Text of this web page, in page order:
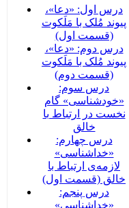
درس اول: «دعا»،
پیوند مُلک با مَلَکوت
(قسمت اول)
درس دوم: «دعا»،
پیوند مُلک با مَلَکوت
(قسمت دوم)
درس سوم:
«خودشناسی» گام
نخست در ارتباط با
خالق
درس چهارم:
«خداشناسی»
لازمه‌ی ارتباط با
خالق (قسمت اول)
درس پنجم:
«خداشناسی»